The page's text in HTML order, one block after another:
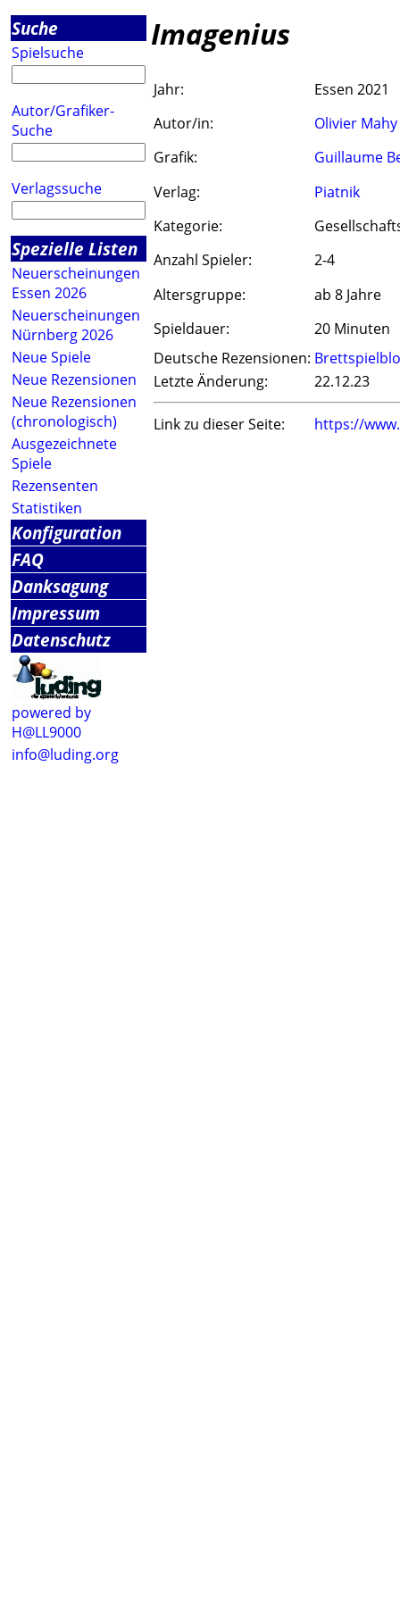
Suche
Spielsuche
Autor/Grafiker-
Suche
Verlagssuche
Spezielle Listen
Neuerscheinungen
Essen 2026
Neuerscheinungen
Nürnberg 2026
Neue Spiele
Neue Rezensionen
Neue Rezensionen
(chronologisch)
Ausgezeichnete
Spiele
Rezensenten
Statistiken
Konfiguration
FAQ
Danksagung
Impressum
Datenschutz
powered by
H@LL9000
info@luding.org
Imagenius
Jahr:
Essen 2021
Autor/in:
Olivier Mahy
Grafik:
Guillaume
Verlag:
Piatnik
Kategorie:
Anzahl Spieler:
2-4
Altersgruppe:
ab 8 Jahre
Spieldauer:
20 Minuten
Deutsche Rezensionen:
Letzte Änderung:
22.12.23
Link zu dieser Seite: https://